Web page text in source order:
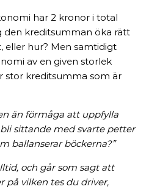
har 2 kronor i total
den kreditsumman öka rätt
eller hur? Men samtidigt
av en given storlek
stor kreditsumma som är
än förmåga att uppfylla
sittande med svarte petter
ballanserar böckerna?”
och går som sagt att
på vilken tes du driver,